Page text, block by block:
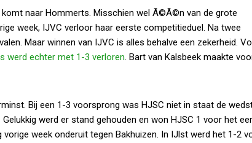
naar Hommerts. Misschien wel Ã©Ã©n van de grote
week, IJVC verloor haar eerste competitieduel. Na twee
Maar winnen van IJVC is alles behalve een zekerheid.
werd echter met 1-3 verloren. Bart van Kalsbeek maakte
Bij een 1-3 voorsprong was HJSC niet in staat de
werd er stand gehouden en won HJSC 1 voor het
week onderuit tegen Bakhuizen. In IJlst werd het 1-2